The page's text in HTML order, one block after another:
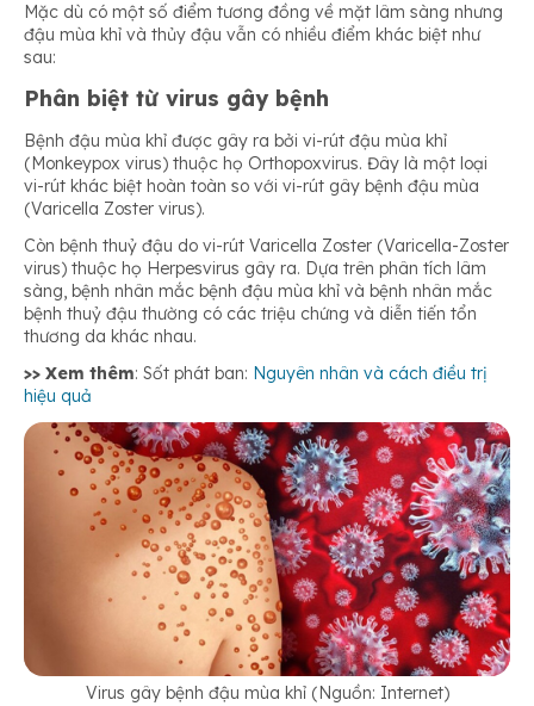
Mặc dù có một số điểm tương đồng về mặt lâm sàng nhưng
đậu mùa khỉ và thủy đậu vẫn có nhiều điểm khác biệt như
sau:
Phân biệt từ virus gây bệnh
Bệnh đậu mùa khỉ được gây ra bởi vi-rút đậu mùa khỉ
(Monkeypox virus) thuộc họ Orthopoxvirus. Đây là một loại
vi-rút khác biệt hoàn toàn so với vi-rút gây bệnh đậu mùa
(Varicella Zoster virus).
Còn bệnh thuỷ đậu do vi-rút Varicella Zoster (Varicella-Zoster
virus) thuộc họ Herpesvirus gây ra. Dựa trên phân tích lâm
sàng, bệnh nhân mắc bệnh đậu mùa khỉ và bệnh nhân mắc
bệnh thuỷ đậu thường có các triệu chứng và diễn tiến tổn
thương da khác nhau.
>> Xem thêm: Sốt phát ban: Nguyên nhân và cách điều trị
hiệu quả
Virus gây bệnh đậu mùa khỉ (Nguồn: Internet)